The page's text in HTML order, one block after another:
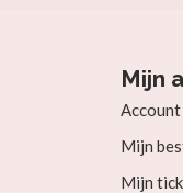
Mijn
Mijn
Mijn